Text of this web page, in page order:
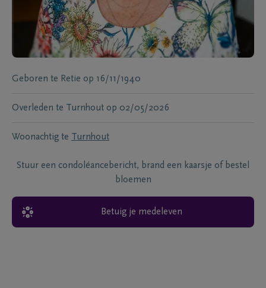
Geboren te Retie op 16/11/1940
Overleden te Turnhout op 02/05/2026
Woonachtig te Turnhout
Stuur een condoléancebericht, brand een kaarsje of bestel
bloemen
Betuig je medeleven